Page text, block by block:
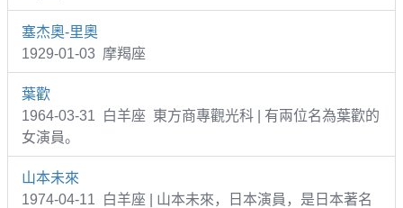
塞杰奧-里奧
1929-01-03 摩羯座
葉歡
1964-03-31 白羊座 東方商專觀光科 | 有兩位名為葉歡的
女演員。
山本未來
1974-04-11 白羊座 | 山本未來，日本演員，是日本著名